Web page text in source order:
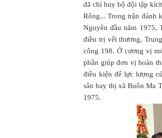
đã chỉ huy bộ đội tập
Rông... Trong trận đánh
Nguyên đầu năm 1975,
điều trị vết thương,
công 198. Ở cương vị
phần giúp đơn vị hoàn
điều kiện để lực lượng
sân bay thị xã Buôn Ma
1975.